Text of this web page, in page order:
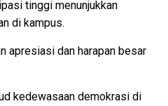
tinggi menunjukkan
di kampus.
apresiasi dan harapan besar
kedewasaan demokrasi di